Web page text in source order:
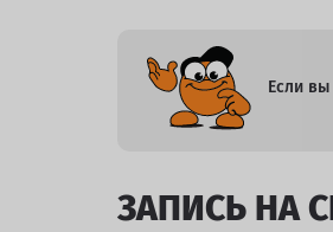
Если вы
ЗАПИСЬ НА